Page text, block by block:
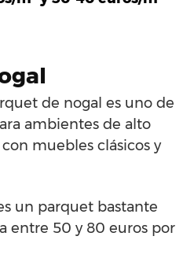
de nogal es uno de
ambientes de alto
muebles clásicos y
un parquet bastante
entre 50 y 80 euros por